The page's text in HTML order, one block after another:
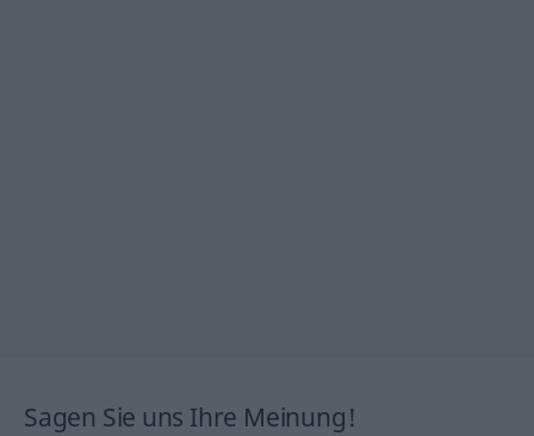
Sagen Sie uns Ihre Meinung!